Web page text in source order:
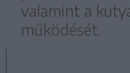
valamint a
működését.